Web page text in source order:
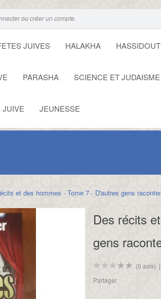
oucréer un compte.
JUIVES HALAKHA HASSIDOUT
PARASHA SCIENCE ET JUDAISME
JUIVE JEUNESSE
et des hommes - Tome 7 - D'autres gens
Des récits
gens
(0 avis) |
Partager